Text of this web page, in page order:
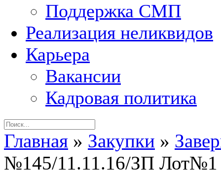
Поддержка СМП
Реализация неликвидов
Карьера
Вакансии
Кадровая политика
Главная » Закупки »
№145/11.11.16/ЗП Лот№1